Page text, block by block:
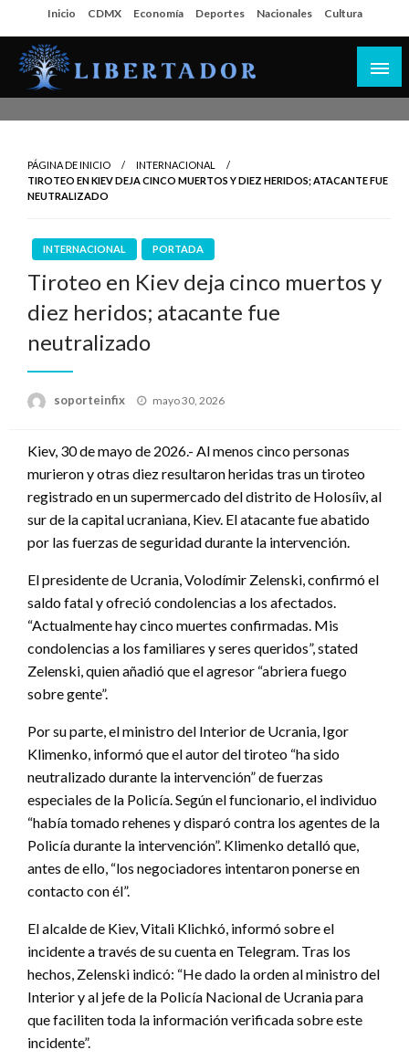
al
contenido
Inicio CDMX Economía Deportes Nacionales Cultura
PÁGINA DE INICIO
INTERNACIONAL
TIROTEO EN KIEV DEJA CINCO MUERTOS Y DIEZ HERIDOS; ATACANTE FUE
NEUTRALIZADO
INTERNACIONAL PORTADA
Tiroteo en Kiev deja cinco muertos y
diez heridos; atacante fue
neutralizado
soporteinfix
Publicado
mayo 30, 2026
Kiev, 30 de mayo de 2026.- Al menos cinco personas
murieron y otras diez resultaron heridas tras un tiroteo
registrado en un supermercado del distrito de Holosíiv, al
sur de la capital ucraniana, Kiev. El atacante fue abatido
por las fuerzas de seguridad durante la intervención.
El presidente de Ucrania, Volodímir Zelenski, confirmó el
saldo fatal y ofreció condolencias a los afectados.
“Actualmente hay cinco muertes confirmadas. Mis
condolencias a los familiares y seres queridos”, stated
Zelenski, quien añadió que el agresor “abriera fuego
sobre gente”.
Por su parte, el ministro del Interior de Ucrania, Igor
Klimenko, informó que el autor del tiroteo “ha sido
neutralizado durante la intervención” de fuerzas
especiales de la Policía. Según el funcionario, el individuo
“había tomado rehenes y disparó contra los agentes de la
Policía durante la intervención”. Klimenko detalló que,
antes de ello, “los negociadores intentaron ponerse en
contacto con él”.
El alcalde de Kiev, Vitali Klichkó, informó sobre el
incidente a través de su cuenta en Telegram. Tras los
hechos, Zelenski indicó: “He dado la orden al ministro del
Interior y al jefe de la Policía Nacional de Ucrania para
que faciliten toda la información verificada sobre este
incidente”.